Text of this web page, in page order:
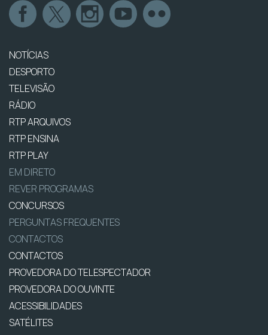
NOTÍCIAS
DESPORTO
TELEVISÃO
RÁDIO
RTP ARQUIVOS
RTP ENSINA
RTP PLAY
EM DIRETO
REVER PROGRAMAS
CONCURSOS
PERGUNTAS FREQUENTES
CONTACTOS
CONTACTOS
PROVEDORA DO TELESPECTADOR
PROVEDORA DO OUVINTE
ACESSIBILIDADES
SATÉLITES